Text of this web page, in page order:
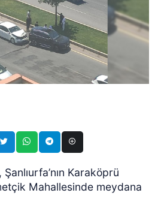
Karaköprü
Mahallesinde meydana